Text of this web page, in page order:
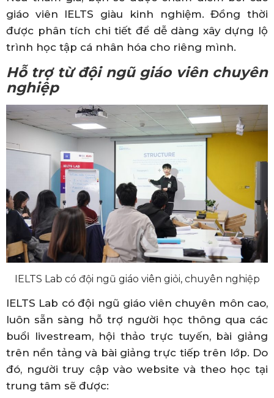
giáo viên IELTS giàu kinh nghiệm. Đồng thời
được phân tích chi tiết để dễ dàng xây dựng lộ
trình học tập cá nhân hóa cho riêng mình.
Hỗ trợ từ đội ngũ giáo viên chuyên
nghiệp
IELTS Lab có đội ngũ giáo viên giỏi, chuyên nghiệp
IELTS Lab có đội ngũ giáo viên chuyên môn cao,
luôn sẵn sàng hỗ trợ người học thông qua các
buổi livestream, hội thảo trực tuyến, bài giảng
trên nền tảng và bài giảng trực tiếp trên lớp. Do
đó, người truy cập vào website và theo học tại
trung tâm sẽ được: